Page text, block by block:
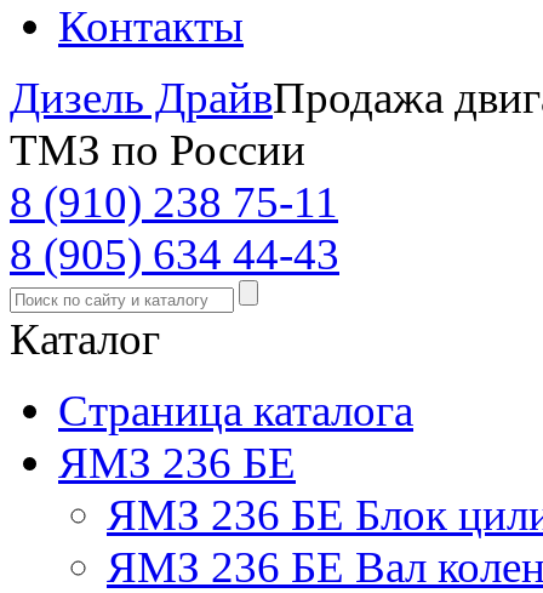
Контакты
Дизель ДрайвПродажа
ТМЗ по России
8 (910) 238 75-11
8 (905) 634 44-43
Каталог
Страница каталога
ЯМЗ 236 БЕ
ЯМЗ 236 БЕ Блок
ЯМЗ 236 БЕ Вал